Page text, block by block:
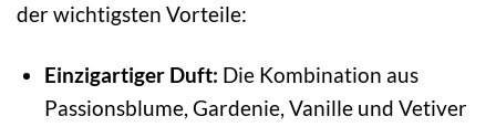
der wichtigsten Vorteile:
Einzigartiger Duft: Die Kombination aus
Passionsblume, Gardenie, Vanille und Vetiver